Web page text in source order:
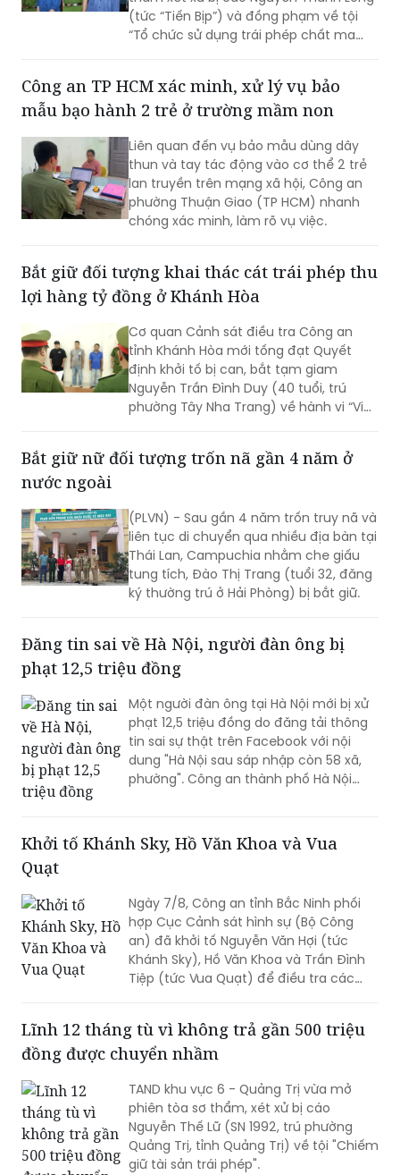
(tức “Tiến Bịp”) và đồng phạm về tội
“Tổ chức sử dụng trái phép chất ma
Công an TP HCM xác minh, xử lý vụ bảo
mẫu bạo hành 2 trẻ ở trường mầm non
Liên quan đến vụ bảo mẫu dùng dây
thun và tay tác động vào cơ thể 2 trẻ
lan truyền trên mạng xã hội, Công an
phường Thuận Giao (TP HCM) nhanh
chóng xác minh, làm rõ vụ việc.
Bắt giữ đối tượng khai thác cát trái phép thu
lợi hàng tỷ đồng ở Khánh Hòa
Cơ quan Cảnh sát điều tra Công an
tỉnh Khánh Hòa mới tống đạt Quyết
định khởi tố bị can, bắt tạm giam
Nguyễn Trần Đình Duy (40 tuổi, trú
phường Tây Nha Trang) về hành vi “Vi
Bắt giữ nữ đối tượng trốn nã gần 4 năm ở
nước ngoài
(PLVN) - Sau gần 4 năm trốn truy nã và
liên tục di chuyển qua nhiều địa bàn tại
Thái Lan, Campuchia nhằm che giấu
tung tích, Đào Thị Trang (tuổi 32, đăng
ký thường trú ở Hải Phòng) bị bắt giữ.
Đăng tin sai về Hà Nội, người đàn ông bị
phạt 12,5 triệu đồng
Một người đàn ông tại Hà Nội mới bị xử
phạt 12,5 triệu đồng do đăng tải thông
tin sai sự thật trên Facebook với nội
dung "Hà Nội sau sáp nhập còn 58 xã,
phường". Công an thành phố Hà Nội
không phát tán thông tin chưa được
kiểm chứng.
Khởi tố Khánh Sky, Hồ Văn Khoa và Vua
Quạt
Ngày 7/8, Công an tỉnh Bắc Ninh phối
hợp Cục Cảnh sát hình sự (Bộ Công
an) đã khởi tố Nguyễn Văn Hợi (tức
Khánh Sky), Hồ Văn Khoa và Trần Đình
Tiệp (tức Vua Quạt) để điều tra các
mạng xã hội.
Lĩnh 12 tháng tù vì không trả gần 500 triệu
đồng được chuyển nhầm
TAND khu vực 6 - Quảng Trị vừa mở
phiên tòa sơ thẩm, xét xử bị cáo
Nguyễn Thế Lữ (SN 1992, trú phường
Quảng Trị, tỉnh Quảng Trị) về tội "Chiếm
giữ tài sản trái phép".